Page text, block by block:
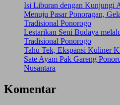
Isi Liburan dengan Kunjungi
Menuju Pasar Ponoragan,
Tradisional Ponorogo
Lestarikan Seni Budaya
Tradisional Ponorogo
Tahu Tek, Ekspansi Kuliner
Sate Ayam Pak Gareng
Nusantara
Komentar